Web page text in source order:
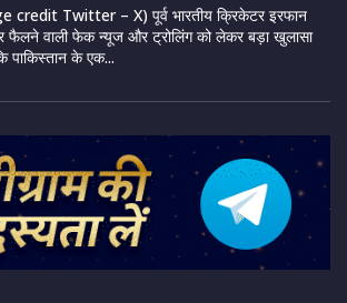
Twitter – X) पूर्व भारतीय क्रिकेटर इरफान
फैलने वाली फेक न्यूज और ट्रोलिंग को लेकर बड़ा खुलासा
पाकिस्तान के एक...